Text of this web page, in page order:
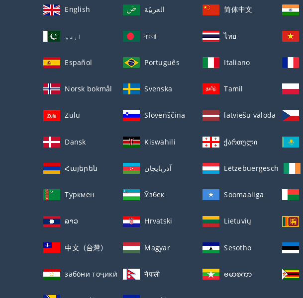
English العربيّة 简体中文
اردو বাংলা ไทย
Español Português Italiano
Norsk bokmål Svenska Tamil
Zulu Slovenščina latviešu valoda
Dansk Kiswahili ქართული
Հայերեն آذربايجان Lëtzebuergesch
Туркмен Ўзбек Soomaaliga
ລາວ Hrvatski Lietuvių
中文（台灣） Magyar Sesotho
забо́ни тоҷикӣ́ नेपाली ဗမာစကာ